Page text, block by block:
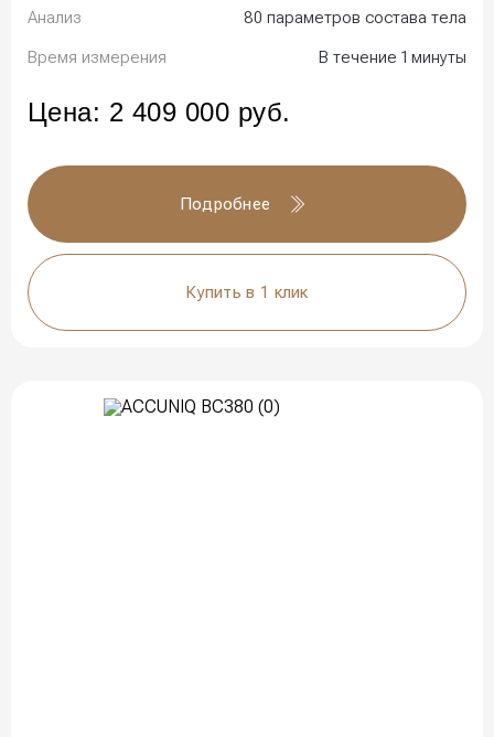
Анализ
80 параметров состава тела
Время измерения
В течение 1 минуты
Цена: 2 409 000 руб.
Подробнее
Купить в 1 клик